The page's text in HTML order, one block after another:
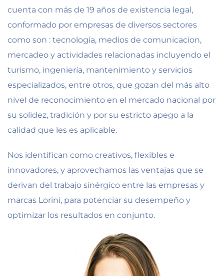
cuenta con más de 19 años de existencia legal,
conformado por empresas de diversos sectores
como son : tecnología, medios de comunicacion,
mercadeo y actividades relacionadas incluyendo el
turismo, ingeniería, mantenimiento y servicios
especializados, entre otros, que gozan del más alto
nivel de reconocimiento en el mercado nacional por
su solidez, tradición y por su estricto apego a la
calidad que les es aplicable.
Nos identifican como creativos, flexibles e
innovadores, y aprovechamos las ventajas que se
derivan del trabajo sinérgico entre las empresas y
marcas Lorini, para potenciar su desempeño y
optimizar los resultados en conjunto.